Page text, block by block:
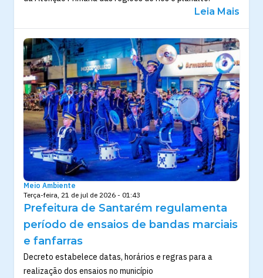
Leia Mais
Meio Ambiente
Terça-feira, 21 de jul de 2026 - 01:43
Prefeitura de Santarém regulamenta
período de ensaios de bandas marciais
e fanfarras
Decreto estabelece datas, horários e regras para a
realização dos ensaios no município